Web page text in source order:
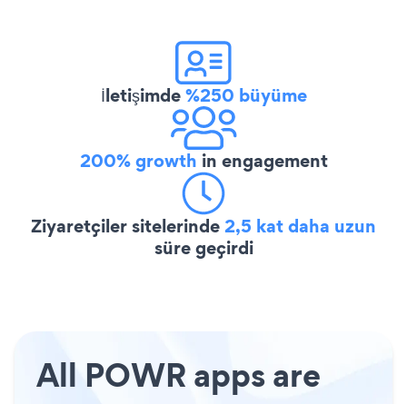
İletişimde%250 büyüme
200% growth in engagement
Ziyaretçiler sitelerinde2,5 kat daha uzun
süre geçirdi
All POWR apps are